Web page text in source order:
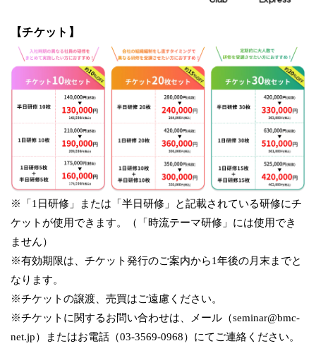
【チケット】
※「1日研修」または「半日研修」と記載されている研修にチ
ケットが使用できます。（「時流テーマ研修」には使用でき
ません）
※有効期限は、チケット発行のご案内から1年後の月末までと
なります。
※チケットの譲渡、売買はご遠慮ください。
※チケットに関するお問い合わせは、メール（seminar@bmc-
net.jp）またはお電話（03-3569-0968）にてご連絡ください。